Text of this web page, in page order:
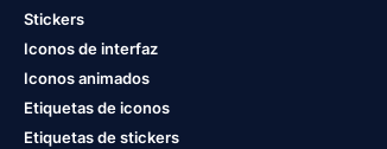
Stickers
Iconos de interfaz
Iconos animados
Etiquetas de iconos
Etiquetas de stickers